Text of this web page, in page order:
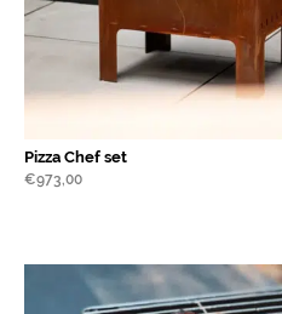
Pizza Chef set
€973,00